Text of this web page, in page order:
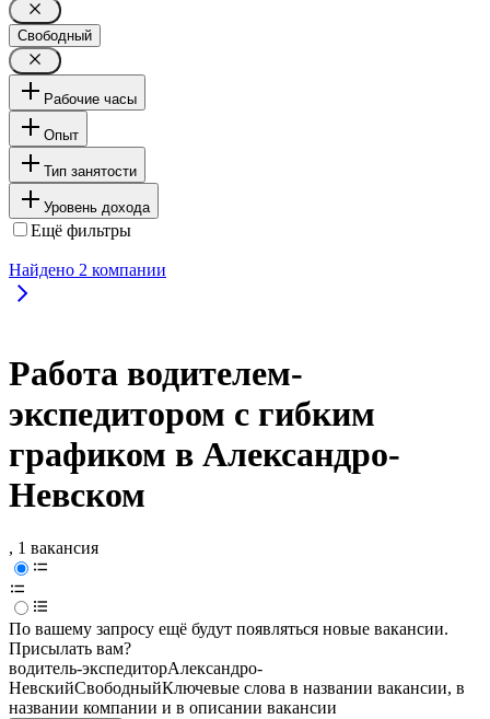
Свободный
Рабочие часы
Опыт
Тип занятости
Уровень дохода
Ещё фильтры
Найдено 2 компании
Работа водителем-
экспедитором с гибким
графиком в Александро-
Невском
, 1 вакансия
По вашему запросу ещё будут появляться новые вакансии.
Присылать вам?
водитель-экспедиторАлександро-
НевскийСвободныйКлючевые слова в названии вакансии, в
названии компании и в описании вакансии